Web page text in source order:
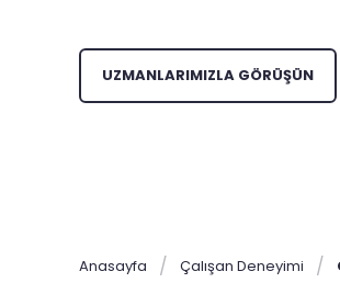
UZMANLARIMIZLA GÖRÜŞÜN
Anasayfa Çalışan Deneyimi